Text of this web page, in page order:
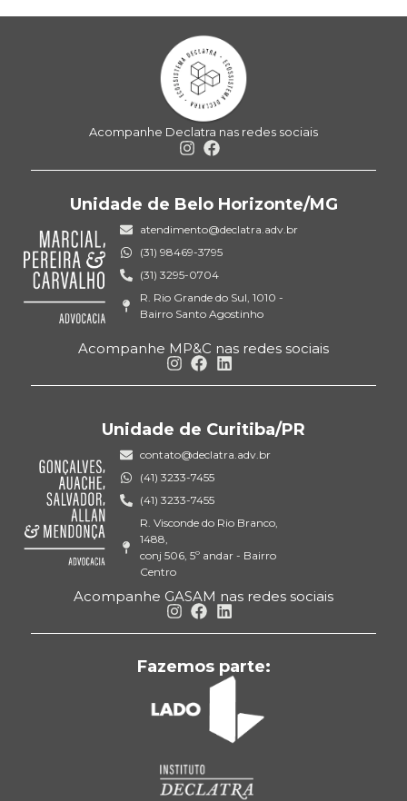
Acompanhe Declatra nas redes sociais
Unidade de Belo Horizonte/MG
atendimento@declatra.adv.br
(31) 98469-3795
(31) 3295-0704
R. Rio Grande do Sul, 1010 -
Bairro Santo Agostinho
Acompanhe MP&C nas redes sociais
Unidade de Curitiba/PR
contato@declatra.adv.br
(41) 3233-7455
(41) 3233-7455
R. Visconde do Rio Branco,
1488,
conj 506, 5º andar - Bairro
Centro
Acompanhe GASAM nas redes sociais
Fazemos parte: